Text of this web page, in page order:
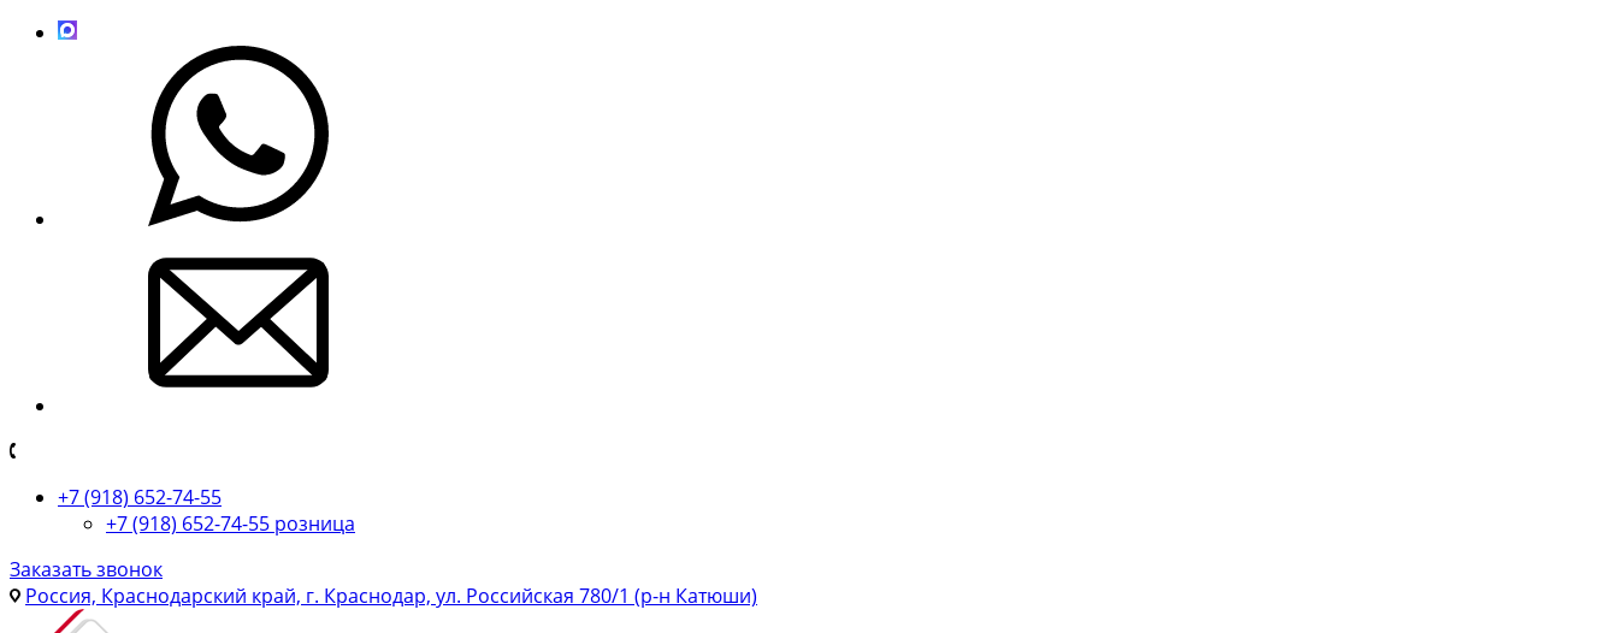
+7 (918) 652-74-55
+7 (918) 652-74-55 розница
Заказать звонок
Россия, Краснодарский край, г. Краснодар, ул. Российская 780/1 (р-н Катюши)